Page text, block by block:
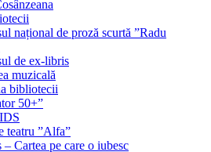
național de proză scurtă ”Radu
de ex-libris
muzicală
bibliotecii
50+”
teatru ”Alfa”
– Cartea pe care o iubesc